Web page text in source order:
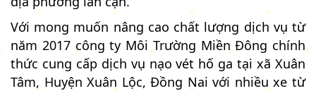
Với mong muốn nâng cao chất lượng dịch vụ từ
năm 2017 công ty Môi Trường Miền Đông chính
thức cung cấp dịch vụ nạo vét hố ga tại xã Xuân
Tâm, Huyện Xuân Lộc, Đồng Nai với nhiều xe từ